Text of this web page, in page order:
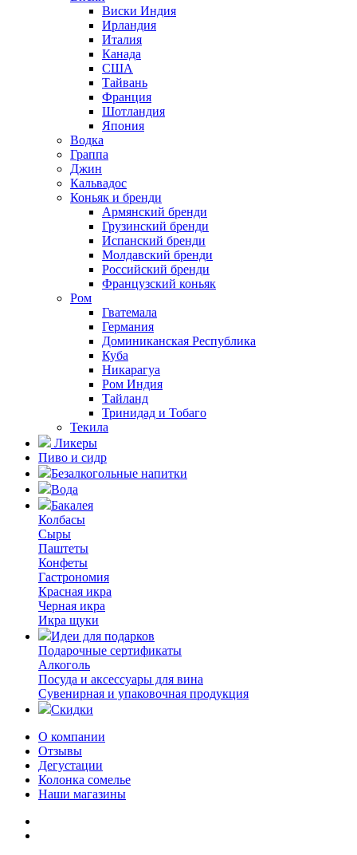
Виски Индия
Ирландия
Италия
Канада
США
Тайвань
Франция
Шотландия
Япония
Водка
Граппа
Джин
Кальвадос
Коньяк и бренди
Армянский бренди
Грузинский бренди
Испанский бренди
Молдавский бренди
Российский бренди
Французский коньяк
Ром
Гватемала
Германия
Доминиканская Республика
Куба
Никарагуа
Ром Индия
Тайланд
Тринидад и Тобаго
Текила
Ликеры
Пиво и сидр
Безалкогольные напитки
Вода
Бакалея
Колбасы
Сыры
Паштеты
Конфеты
Гастрономия
Красная икра
Черная икра
Икра щуки
Идеи для подарков
Подарочные сертификаты
Алкоголь
Посуда и аксессуары для вина
Сувенирная и упаковочная продукция
Скидки
О компании
Отзывы
Дегустации
Колонка сомелье
Наши магазины